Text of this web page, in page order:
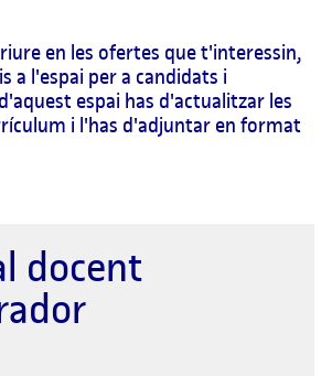
en les ofertes que t'interessin,
a l'espai per a candidats i
espai has d'actualitzar les
i l'has d'adjuntar en format
docent